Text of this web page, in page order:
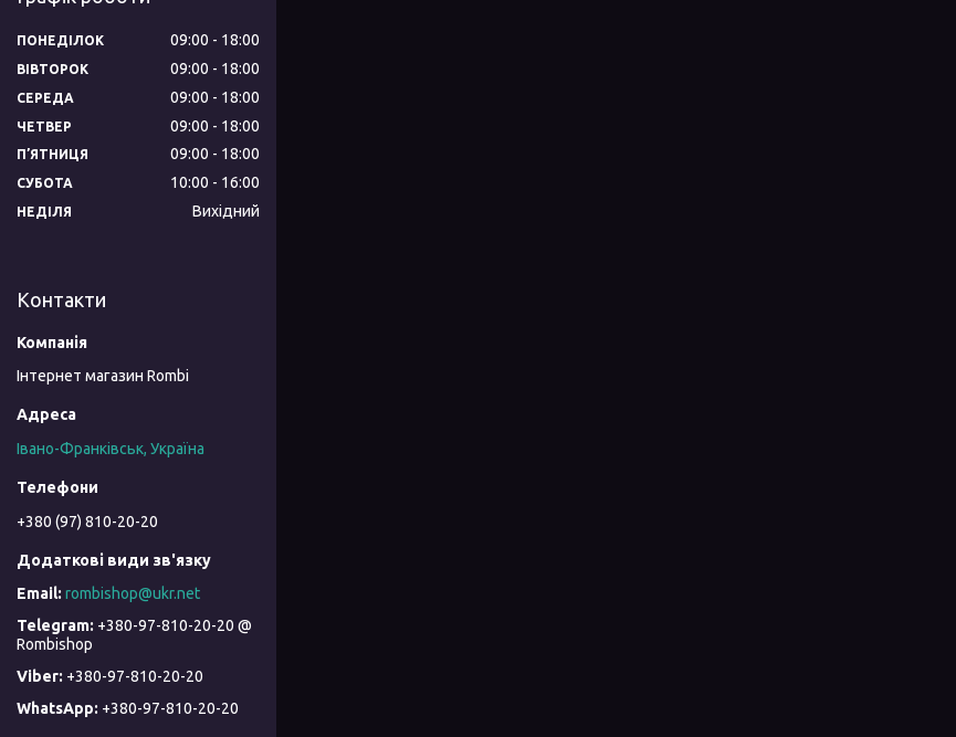
ПОНЕДІЛОК 09:00 18:00
ВІВТОРОК 09:00 18:00
СЕРЕДА 09:00 18:00
ЧЕТВЕР 09:00 18:00
ПʼЯТНИЦЯ 09:00 18:00
СУБОТА 10:00 16:00
НЕДІЛЯ Вихідний
Контакти
Інтернет магазин Rombi
Івано-Франківськ, Україна
+380 (97) 810-20-20
rombishop@ukr.net
+380-97-810-20-20 @
Rombishop
+380-97-810-20-20
+380-97-810-20-20